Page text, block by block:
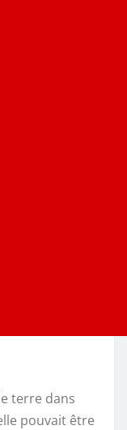
terre dans
pouvait être